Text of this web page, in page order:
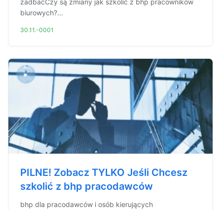
zadbaćCzy są zmiany jak szkolić z bhp pracowników
biurowych?...
30.11.-0001
PILNE! Zobacz TYLKO Jeśli Chcesz
szkolić z bhp pracodawców
bhp dla pracodawców i osób kierujących